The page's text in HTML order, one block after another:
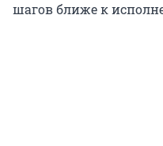
шагов ближе к